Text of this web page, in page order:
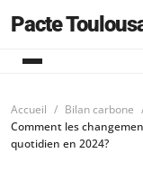
Pacte
Accueil
Bilan carbone
Comment les
quotidien en 2024?